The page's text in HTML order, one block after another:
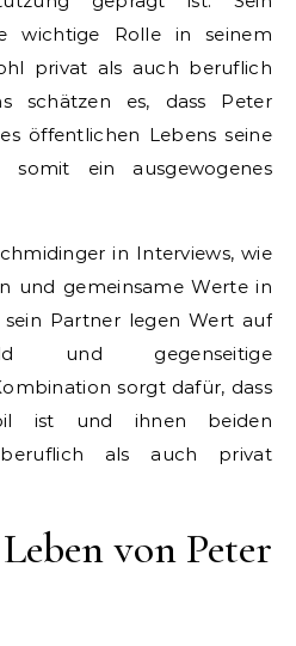
wichtige Rolle in seinem
privat als auch beruflich
schätzen es, dass Peter
öffentlichen Lebens seine
ein ausgewogenes
in Interviews, wie
und gemeinsame Werte in
Partner legen Wert auf
und gegenseitige
sorgt dafür, dass
ist und ihnen beiden
als auch privat
von Peter